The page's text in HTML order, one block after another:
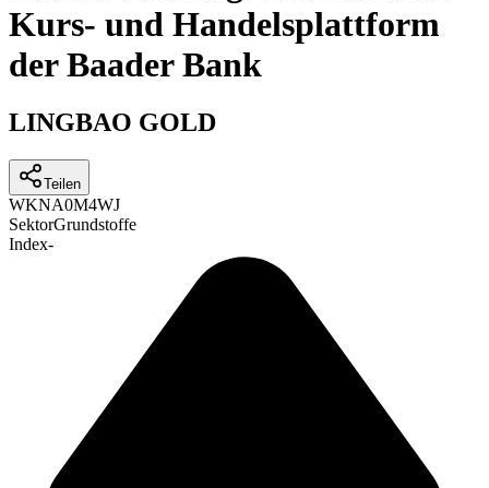
Kurs- und Handelsplattform
der Baader Bank
LINGBAO GOLD
Teilen
WKNA0M4WJ
SektorGrundstoffe
Index-